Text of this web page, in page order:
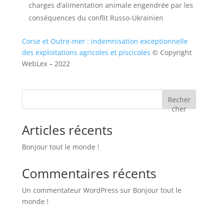
charges d’alimentation animale engendrée par les
conséquences du conflit Russo-Ukrainien
Corse et Outre-mer : indemnisation exceptionnelle
des exploitations agricoles et piscicoles © Copyright
WebLex – 2022
Recher
cher
Articles récents
Bonjour tout le monde !
Commentaires récents
Un commentateur WordPress sur Bonjour tout le
monde !